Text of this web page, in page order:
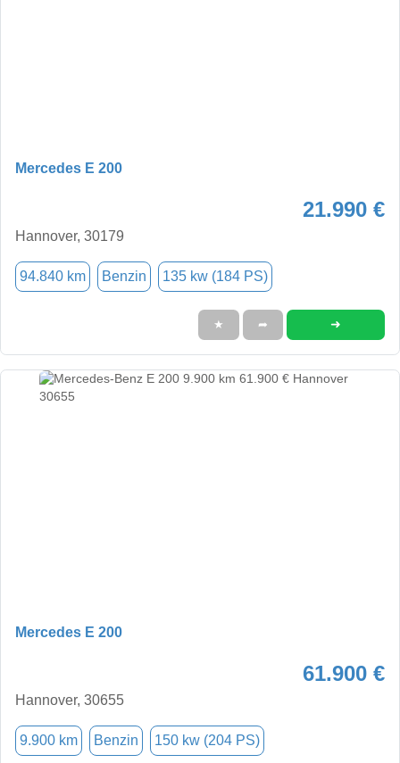
Mercedes E 200
21.990 €
Hannover, 30179
94.840 km Benzin 135 kw (184 PS)
★ ➦ ➜
Mercedes E 200
61.900 €
Hannover, 30655
9.900 km Benzin 150 kw (204 PS)